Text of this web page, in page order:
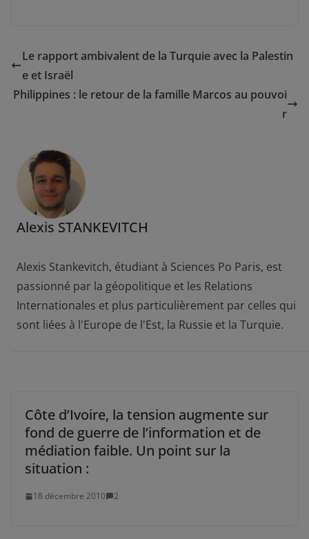
Le rapport ambivalent de la Turquie avec la Palestin
e et Israël
Philippines : le retour de la famille Marcos au pouvoi
r
Alexis STANKEVITCH
Alexis Stankevitch, étudiant à Sciences Po Paris, est
passionné par la géopolitique et les Relations
Internationales et plus particulièrement par celles qui
sont liées à l'Europe de l'Est, la Russie et la Turquie.
Côte d’Ivoire, la tension augmente sur
fond de guerre de l’information et de
médiation faible. Un point sur la
situation :
18 décembre 2010 2